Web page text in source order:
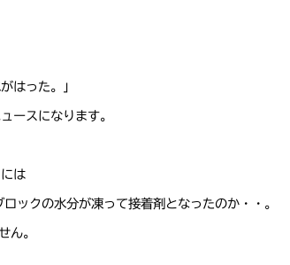
はった。」
ースになります。
は
ックの水分が凍って接着剤となったのか・・。
ん。